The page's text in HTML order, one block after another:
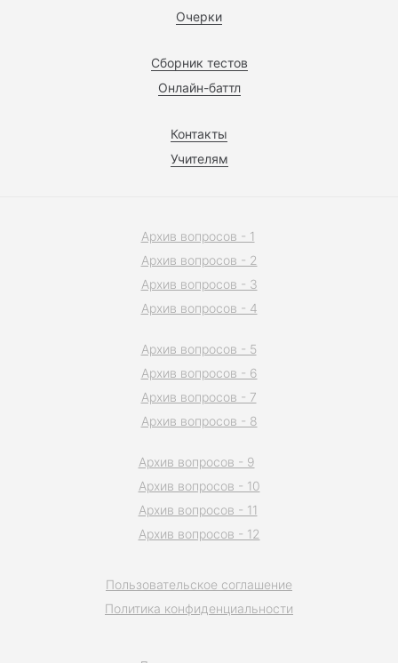
Очерки
Сборник тестов
Онлайн-баттл
Контакты
Учителям
Пользовательское соглашение
Политика конфиденциальности
Архив вопросов - 1
Архив вопросов - 2
Архив вопросов - 3
Архив вопросов - 4
Архив вопросов - 5
Архив вопросов - 6
Архив вопросов - 7
Архив вопросов - 8
Архив вопросов - 9
Архив вопросов - 10
Архив вопросов - 11
Архив вопросов - 12